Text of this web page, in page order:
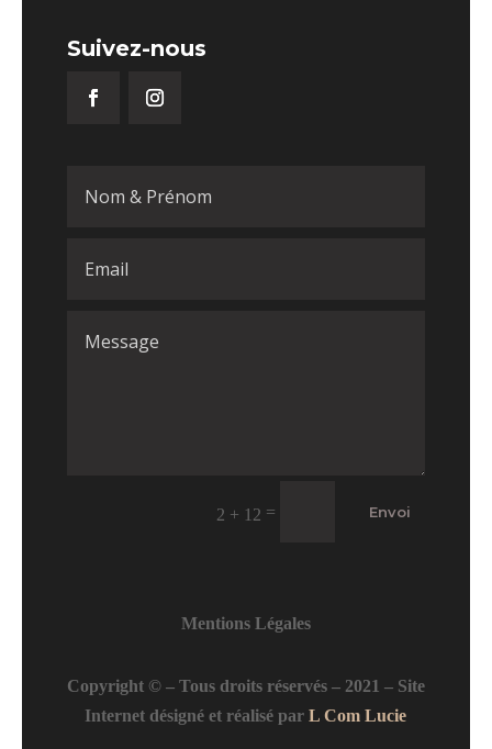
Suivez-nous
2 + 12 = Envoi
Mentions Légales
Copyright © – Tous droits réservés – 2021 – Site
Internet désigné et réalisé parL Com Lucie